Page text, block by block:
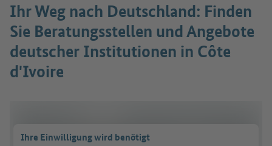
Ihr Weg nach Deutschland: Finden
Sie Beratungsstellen und Angebote
deutscher Institutionen in Côte
d'Ivoire
Ihre Einwilligung wird benötigt